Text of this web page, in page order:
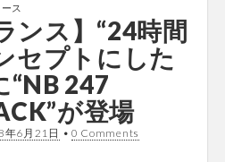
ス
ンス】“24時間
セプトにした
“NB 247
が登場
年6月21日 • 0 Comments